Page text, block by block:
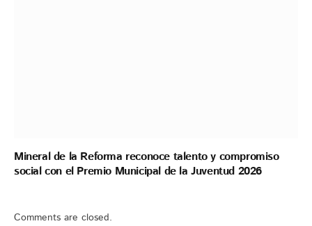
Mineral de la Reforma reconoce talento y compromiso
social con el Premio Municipal de la Juventud 2026
Comments are closed.